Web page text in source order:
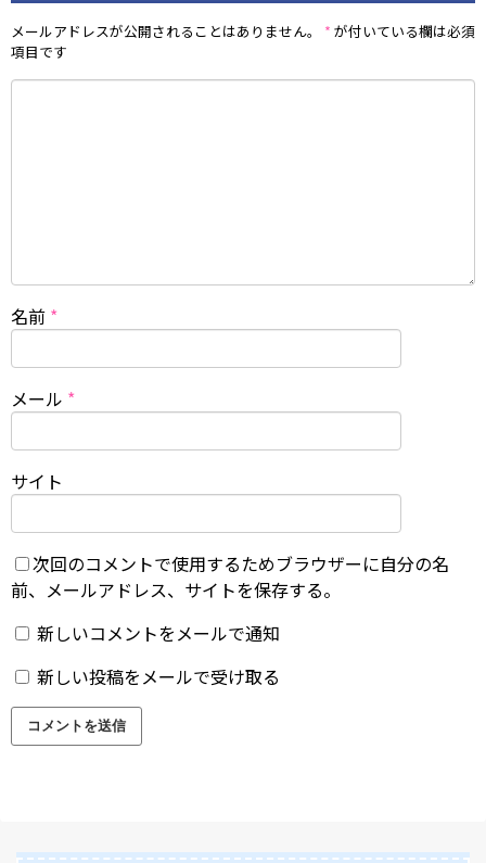
メールアドレスが公開されることはありません。 * が付いている欄は必須
項目です
名前 *
メール *
サイト
次回のコメントで使用するためブラウザーに自分の名
前、メールアドレス、サイトを保存する。
新しいコメントをメールで通知
新しい投稿をメールで受け取る